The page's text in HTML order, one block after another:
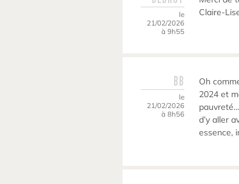
le
21/02/2026
à 9h55
Claire-
BB
le
21/02/2026
à 8h56
Oh
2024 et
d’y aller
essence,